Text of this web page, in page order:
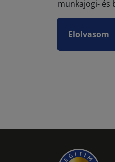
munkajogi- és
Elolvasom